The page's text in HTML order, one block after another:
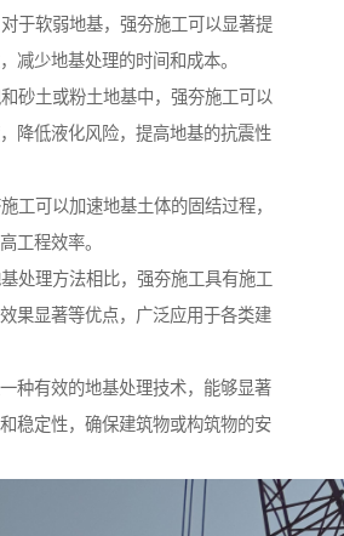
于软弱地基，强夯施工可以显著提
减少地基处理的时间和成本。
砂土或粉土地基中，强夯施工可以
降低液化风险，提高地基的抗震性
工可以加速地基土体的固结过程，
工程效率。
处理方法相比，强夯施工具有施工
果显著等优点，广泛应用于各类建
种有效的地基处理技术，能够显著
稳定性，确保建筑物或构筑物的安